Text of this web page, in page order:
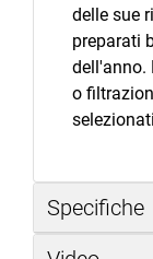
delle sue
preparati
dell'anno.
o
Specifiche